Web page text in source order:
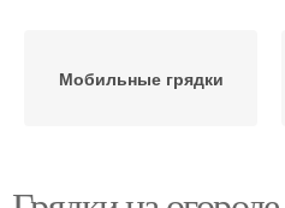
Мобильные грядки